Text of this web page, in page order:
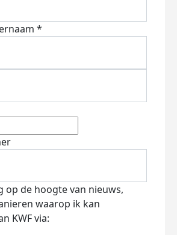
*
op de hoogte van nieuws,
waarop ik kan
KWF via: